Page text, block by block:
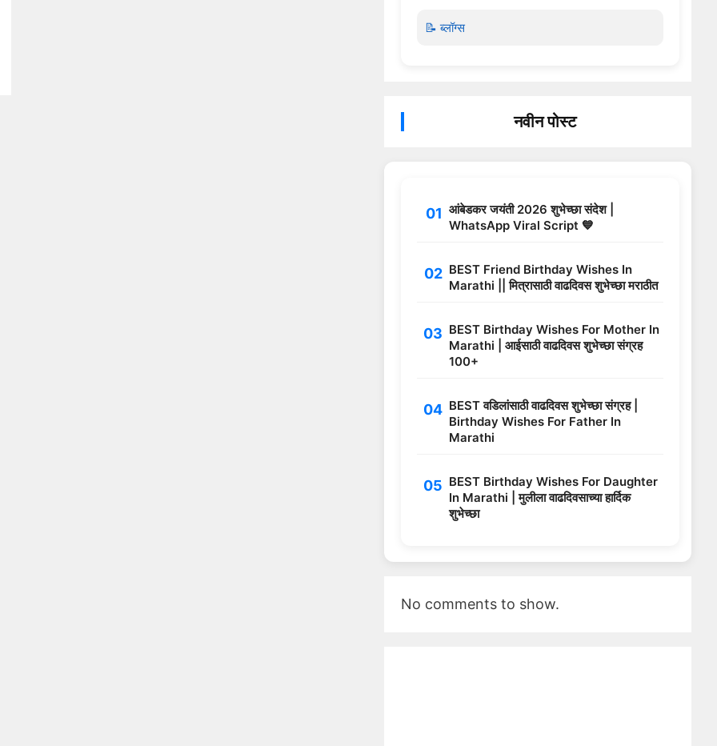
📝 ब्लॉग्स
नवीन पोस्ट
आंबेडकर जयंती 2026 शुभेच्छा संदेश |
WhatsApp Viral Script 💙
BEST Friend Birthday Wishes In
Marathi || मित्रासाठी वाढदिवस शुभेच्छा मराठीत
BEST Birthday Wishes For Mother In
Marathi | आईसाठी वाढदिवस शुभेच्छा संग्रह
100+
BEST वडिलांसाठी वाढदिवस शुभेच्छा संग्रह |
Birthday Wishes For Father In
Marathi
BEST Birthday Wishes For Daughter
In Marathi | मुलीला वाढदिवसाच्या हार्दिक
शुभेच्छा
No comments to show.